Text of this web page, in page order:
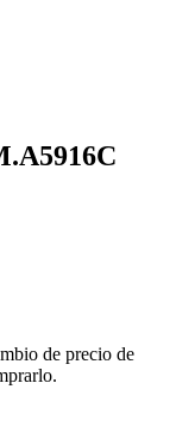
de precio de